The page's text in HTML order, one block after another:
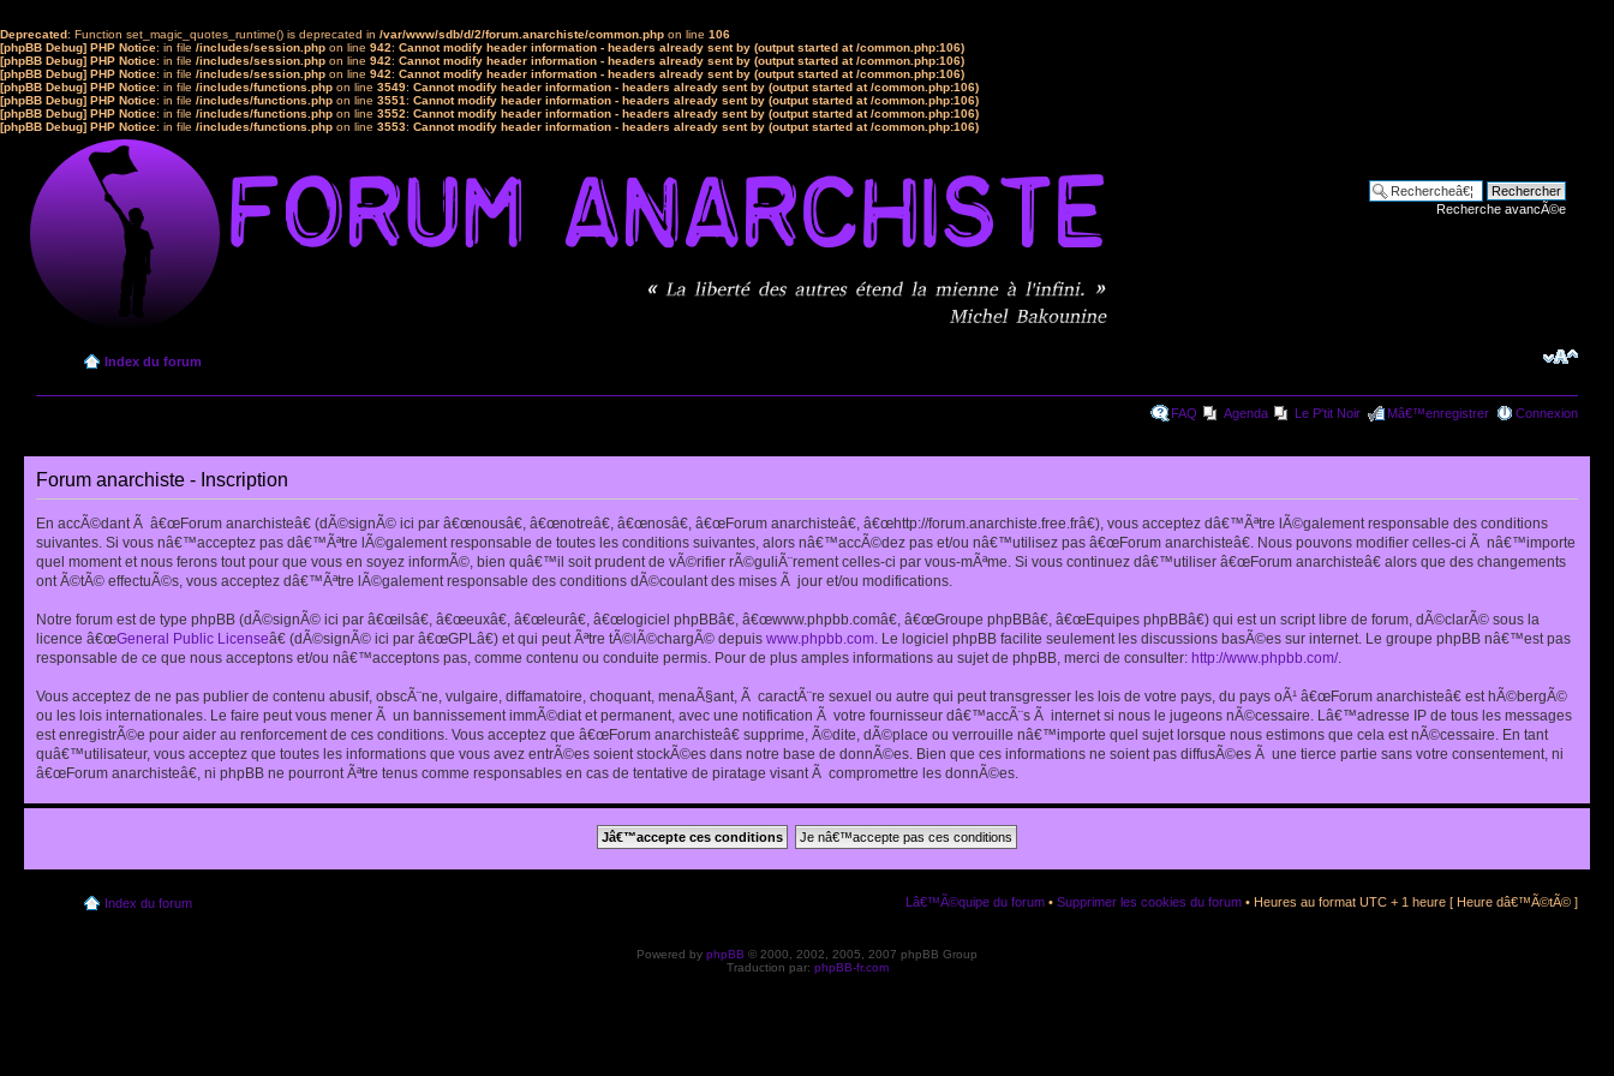
Deprecated: Function set_magic_quotes_runtime() is deprecated in /var/www/sdb/d/2/forum.anarchiste/common.php on line 106
[phpBB Debug] PHP Notice: in file /includes/session.php on line 942: Cannot modify header information - headers already sent by (output started at /common.php:106)
[phpBB Debug] PHP Notice: in file /includes/session.php on line 942: Cannot modify header information - headers already sent by (output started at /common.php:106)
[phpBB Debug] PHP Notice: in file /includes/session.php on line 942: Cannot modify header information - headers already sent by (output started at /common.php:106)
[phpBB Debug] PHP Notice: in file /includes/functions.php on line 3549: Cannot modify header information - headers already sent by (output started at /common.php:106)
[phpBB Debug] PHP Notice: in file /includes/functions.php on line 3551: Cannot modify header information - headers already sent by (output started at /common.php:106)
[phpBB Debug] PHP Notice: in file /includes/functions.php on line 3552: Cannot modify header information - headers already sent by (output started at /common.php:106)
[phpBB Debug] PHP Notice: in file /includes/functions.php on line 3553: Cannot modify header information - headers already sent by (output started at /common.php:106)
Recherche avancÃ©e
Index du forum
FAQ Agenda Le P'tit Noir Mâ€™enregistrer Connexion
Forum anarchiste - Inscription
En accÃ©dant Ã â€œForum anarchisteâ€ (dÃ©signÃ© ici par â€œnousâ€, â€œnotreâ€, â€œnosâ€, â€œForum anarchisteâ€, â€œhttp://forum.anarchiste.free.frâ€), vous acceptez dâ€™Ãªtre lÃ©galement responsable des conditions
suivantes. Si vous nâ€™acceptez pas dâ€™Ãªtre lÃ©galement responsable de toutes les conditions suivantes, alors nâ€™accÃ©dez pas et/ou nâ€™utilisez pas â€œForum anarchisteâ€. Nous pouvons modifier celles-ci Ã nâ€™importe
quel moment et nous ferons tout pour que vous en soyez informÃ©, bien quâ€™il soit prudent de vÃ©rifier rÃ©guliÃ¨rement celles-ci par vous-mÃªme. Si vous continuez dâ€™utiliser â€œForum anarchisteâ€ alors que des changements
ont Ã©tÃ© effectuÃ©s, vous acceptez dâ€™Ãªtre lÃ©galement responsable des conditions dÃ©coulant des mises Ã jour et/ou modifications.
Notre forum est de type phpBB (dÃ©signÃ© ici par â€œilsâ€, â€œeuxâ€, â€œleurâ€, â€œlogiciel phpBBâ€, â€œwww.phpbb.comâ€, â€œGroupe phpBBâ€, â€œEquipes phpBBâ€) qui est un script libre de forum, dÃ©clarÃ© sous la
licence â€œGeneral Public Licenseâ€ (dÃ©signÃ© ici par â€œGPLâ€) et qui peut Ãªtre tÃ©lÃ©chargÃ© depuis www.phpbb.com. Le logiciel phpBB facilite seulement les discussions basÃ©es sur internet. Le groupe phpBB nâ€™est pas
responsable de ce que nous acceptons et/ou nâ€™acceptons pas, comme contenu ou conduite permis. Pour de plus amples informations au sujet de phpBB, merci de consulter: http://www.phpbb.com/.
Vous acceptez de ne pas publier de contenu abusif, obscÃ¨ne, vulgaire, diffamatoire, choquant, menaÃ§ant, Ã caractÃ¨re sexuel ou autre qui peut transgresser les lois de votre pays, du pays oÃ¹ â€œForum anarchisteâ€ est hÃ©bergÃ©
ou les lois internationales. Le faire peut vous mener Ã un bannissement immÃ©diat et permanent, avec une notification Ã votre fournisseur dâ€™accÃ¨s Ã internet si nous le jugeons nÃ©cessaire. Lâ€™adresse IP de tous les messages
est enregistrÃ©e pour aider au renforcement de ces conditions. Vous acceptez que â€œForum anarchisteâ€ supprime, Ã©dite, dÃ©place ou verrouille nâ€™importe quel sujet lorsque nous estimons que cela est nÃ©cessaire. En tant
quâ€™utilisateur, vous acceptez que toutes les informations que vous avez entrÃ©es soient stockÃ©es dans notre base de donnÃ©es. Bien que ces informations ne soient pas diffusÃ©es Ã une tierce partie sans votre consentement, ni
â€œForum anarchisteâ€, ni phpBB ne pourront Ãªtre tenus comme responsables en cas de tentative de piratage visant Ã compromettre les donnÃ©es.
Index du forum Lâ€™Ã©quipe du forum • Supprimer les cookies du forum • Heures au format UTC + 1 heure [ Heure dâ€™Ã©tÃ© ]
Powered by phpBB © 2000, 2002, 2005, 2007 phpBB Group
Traduction par: phpBB-fr.com